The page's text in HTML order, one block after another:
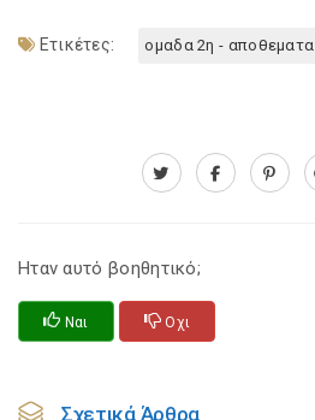
Ετικέτες: ομαδα 2η - αποθεματα
Ηταν αυτό βοηθητικό;
Ναι Οχι
Σχετικά Άρθρα